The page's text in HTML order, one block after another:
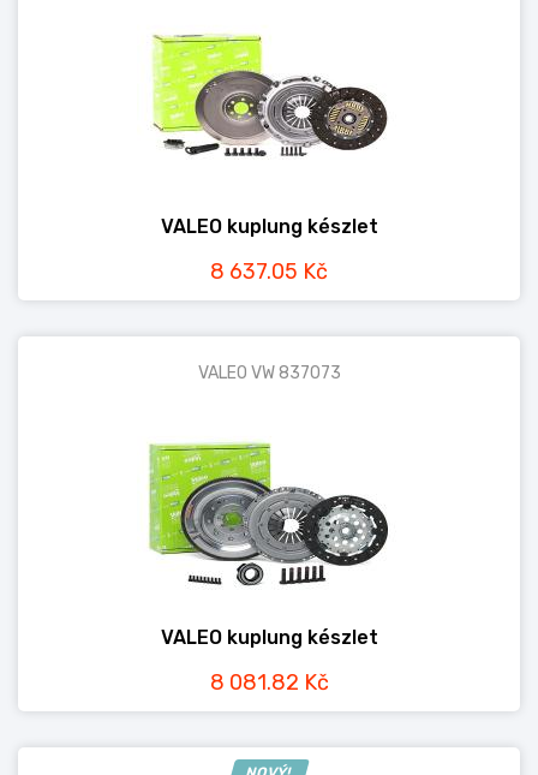
VALEO kuplung készlet
8 637.05 Kč
VALEO VW 837073
VALEO kuplung készlet
8 081.82 Kč